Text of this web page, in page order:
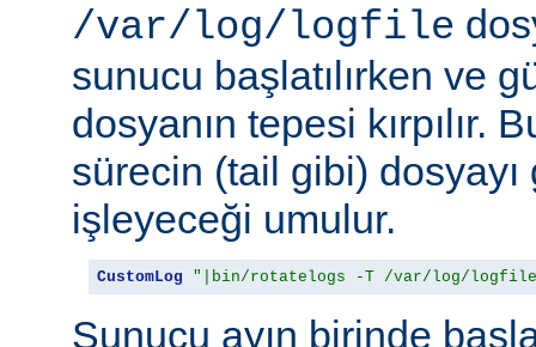
/var/log/logfile
sunucu başlatılırken ve
dosyanın tepesi kırpılır.
sürecin (tail gibi) dosyayı
işleyeceği umulur.
CustomLog "|bin/rotatelogs -T /var/log/
Sunucu ayın birinde